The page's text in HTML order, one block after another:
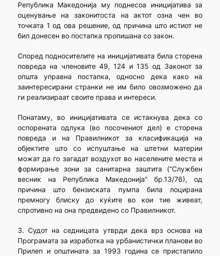
Република Македонија му поднесоа иницијатива за
оценување на законитоста на актот озна чен во
точката 1 од ова решение, од причина што истиот не
бил донесен во постапка пропишана со закон.
Според подносителите на иницијативата била сторена
повреда на членовите 49, 124 и 135 од Законот за
општа управна постапка, односно дека како на
заинтересирани странки не им било овозможено да
ги реализираат своите права и интереси.
Понатаму, во иницијативата се истакнува дека со
оспорената одлука (во посочениот дел) е сторена
повреда и на Правилникот за класификација на
објектите што со испуштање на штетни материи
можат да го загадат воздухот во населените места и
формирање зони за санитарна заштита (“Службен
весник на Република Македонија” бр.13/76), од
причина што бензиската пумпа била лоцирана
премногу блиску до куќите во кои тие живеат,
спротивно на она предвидено со Правилникот.
3. Судот на седницата утврди дека врз основа на
Програмата за изработка на урбанистички планови во
Прилеп и општината за 1993 година се пристапило